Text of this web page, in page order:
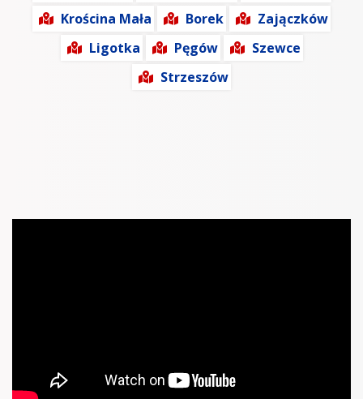
Krościna Mała
Borek
Zajączków
Ligotka
Pęgów
Szewce
Strzeszów